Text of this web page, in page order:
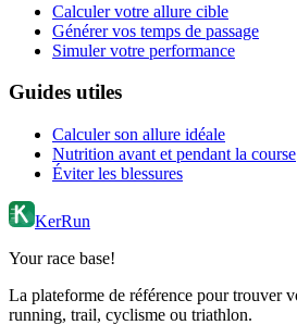
Calculer votre allure cible
Générer vos temps de passage
Simuler votre performance
Guides utiles
Calculer son allure idéale
Nutrition avant et pendant la course
Éviter les blessures
KerRun
Your race base!
La plateforme de référence pour trouver
running, trail, cyclisme ou triathlon.